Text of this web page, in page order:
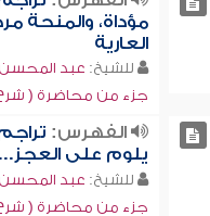
مؤداة، والمنحة
العارية
للشيخ: عبد المحسن
جزء من محاضرة ( شرح
الفهرس:
يلوم على
للشيخ: عبد المحسن
جزء من محاضرة ( شرح